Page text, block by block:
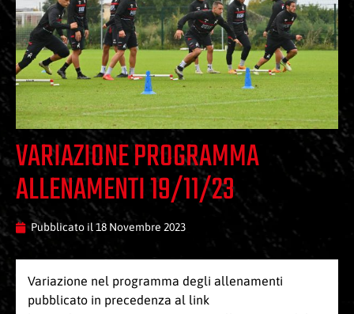
VARIAZIONE PROGRAMMA
ALLENAMENTI 19/11/23
Pubblicato il18 Novembre 2023
Variazione nel programma degli allenamenti
pubblicato in precedenza al link